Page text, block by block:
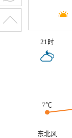
21时
7℃
东北风